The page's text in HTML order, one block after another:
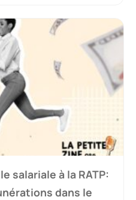
salariale à la RATP:
dans le